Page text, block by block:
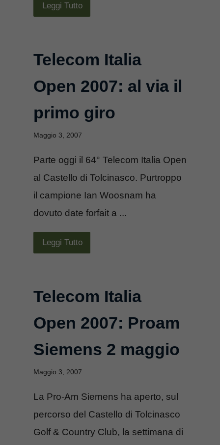
Leggi Tutto
Telecom Italia
Open 2007: al via il
primo giro
Maggio 3, 2007
Parte oggi il 64° Telecom Italia Open
al Castello di Tolcinasco. Purtroppo
il campione Ian Woosnam ha
dovuto date forfait a ...
Leggi Tutto
Telecom Italia
Open 2007: Proam
Siemens 2 maggio
Maggio 3, 2007
La Pro-Am Siemens ha aperto, sul
percorso del Castello di Tolcinasco
Golf & Country Club, la settimana di